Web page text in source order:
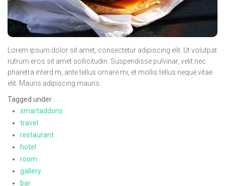
Lorem ipsum dolor sit amet, consectetur adipiscing elit. Ut volutpat
rutrum eros sit amet sollicitudin. Suspendisse pulvinar, velit nec
pharetra interd m, ante tellus ornare mi, et mollis tellus neque vitae
elit. Mauris adipiscing mauris.
Tagged under
smartaddons
travel
restaurant
hotel
room
gallery
bar
Anapath
Biologie
Professionnels
Formulaires et fiches techniques
Consultations
Nouvelles techniques à AMC
Activités et agenda scientifiques
Formation continue
Documentation